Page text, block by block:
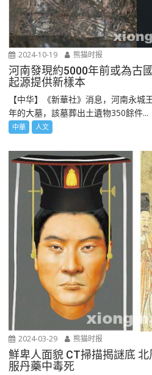
2024-10-19 熊猫时报
河南發現約5000年前或為古
起源提供新樣本
【中华】《新華社》消息，河南永
年的大墓，該墓葬出土遺物350餘件...
中華 人文
2024-03-29 熊猫时报
鮮卑人面貌 CT掃描揭謎底
服丹藥中毒死